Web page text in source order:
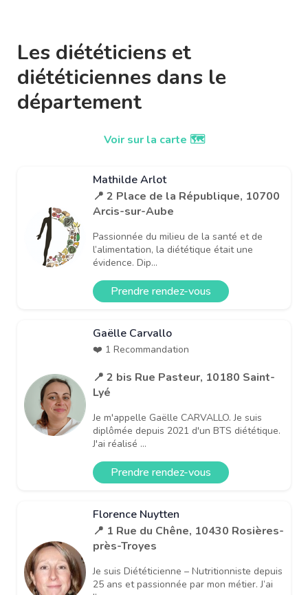
Les diététiciens et
diététiciennes dans le
département
Voir sur la carte 🗺️
Mathilde Arlot
📍 2 Place de la République, 10700
Arcis-sur-Aube
Passionnée du milieu de la santé et de
l’alimentation, la diététique était une
évidence. Dip...
Prendre rendez-vous
Gaëlle Carvallo
❤️ 1 Recommandation
📍 2 bis Rue Pasteur, 10180 Saint-
Lyé
Je m'appelle Gaëlle CARVALLO. Je suis
diplômée depuis 2021 d'un BTS diététique.
J'ai réalisé ...
Prendre rendez-vous
Florence Nuytten
📍 1 Rue du Chêne, 10430 Rosières-
près-Troyes
Je suis Diététicienne – Nutritionniste depuis
25 ans et passionnée par mon métier. J’ai